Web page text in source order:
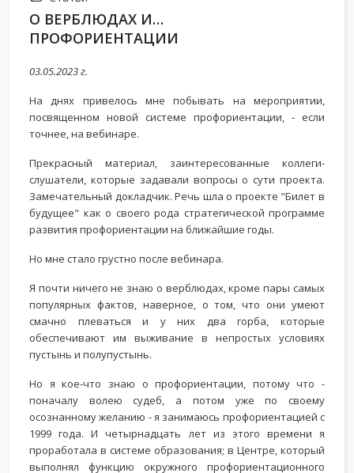
О ВЕРБЛЮДАХ И…
ПРОФОРИЕНТАЦИИ
03.05.2023 г.
На днях привелось мне побывать на мероприятии,
посвященном новой системе профориентации, - если
точнее, на вебинаре.
Прекрасный материал, заинтересованные коллеги-
слушатели, которые задавали вопросы о сути проекта.
Замечательный докладчик. Речь шла о проекте "Билет в
будущее" как о своего рода стратегической программе
развития профориентации на ближайшие годы.
Но мне стало грустно после вебинара.
Я почти ничего не знаю о верблюдах, кроме пары самых
популярных фактов, наверное, о том, что они умеют
смачно плеваться и у них два горба, которые
обеспечивают им выживание в непростых условиях
пустынь и полупустынь.
Но я кое-что знаю о профориентации, потому что -
поначалу волею судеб, а потом уже по своему
осознанному желанию - я занимаюсь профориентацией с
1999 года. И четырнадцать лет из этого времени я
проработала в системе образования; в Центре, который
выполнял функцию окружного профориентационного